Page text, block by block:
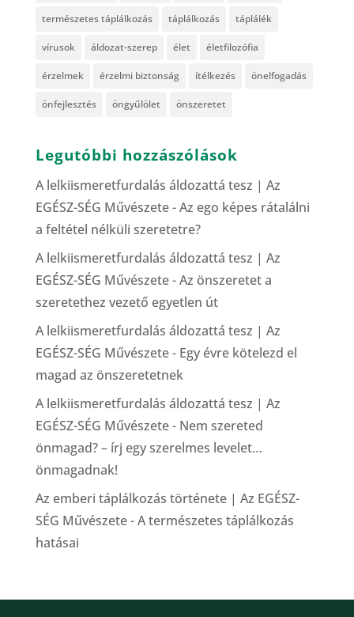
természetes táplálkozás táplálkozás táplálék
vírusok áldozat-szerep élet életfilozófia
érzelmek érzelmi biztonság ítélkezés önelfogadás
önfejlesztés öngyűlölet önszeretet
Legutóbbi hozzászólások
A lelkiismeretfurdalás áldozattá tesz | Az
EGÉSZ-SÉG Művészete-Az ego képes rátalálni
a feltétel nélküli szeretetre?
A lelkiismeretfurdalás áldozattá tesz | Az
EGÉSZ-SÉG Művészete-Az önszeretet a
szeretethez vezető egyetlen út
A lelkiismeretfurdalás áldozattá tesz | Az
EGÉSZ-SÉG Művészete- Egy évre kötelezd el
magad az önszeretetnek
A lelkiismeretfurdalás áldozattá tesz | Az
EGÉSZ-SÉG Művészete- Nem szereted
önmagad? – írj egy szerelmes levelet…
önmagadnak!
Az emberi táplálkozás története | Az EGÉSZ-
SÉG Művészete-A természetes táplálkozás
hatásai